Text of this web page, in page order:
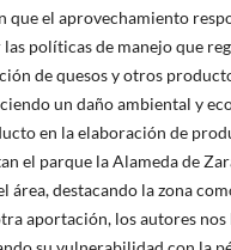
que el aprovechamiento
políticas de manejo que
de quesos y otros
un daño ambiental y
en la elaboración de
el parque la Alameda de
área, destacando la zona
aportación, los autores